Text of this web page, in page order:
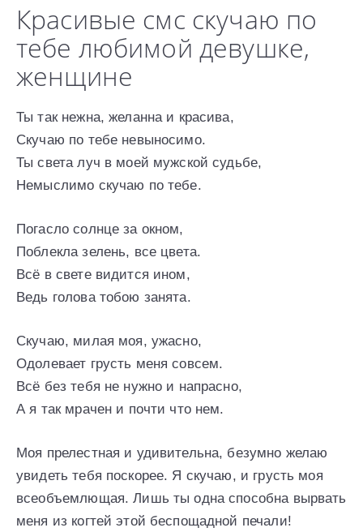
Красивые смс скучаю по
тебе любимой девушке,
женщине
Ты так нежна, желанна и красива,
Скучаю по тебе невыносимо.
Ты света луч в моей мужской судьбе,
Немыслимо скучаю по тебе.
Погасло солнце за окном,
Поблекла зелень, все цвета.
Всё в свете видится ином,
Ведь голова тобою занята.
Скучаю, милая моя, ужасно,
Одолевает грусть меня совсем.
Всё без тебя не нужно и напрасно,
А я так мрачен и почти что нем.
Моя прелестная и удивительна, безумно желаю
увидеть тебя поскорее. Я скучаю, и грусть моя
всеобъемлющая. Лишь ты одна способна вырвать
меня из когтей этой беспощадной печали!